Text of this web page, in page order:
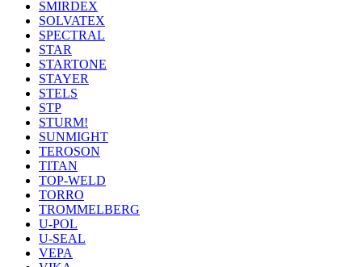
SMIRDEX
SOLVATEX
SPECTRAL
STAR
STARTONE
STAYER
STELS
STP
STURM!
SUNMIGHT
TEROSON
TITAN
TOP-WELD
TORRO
TROMMELBERG
U-POL
U-SEAL
VEPA